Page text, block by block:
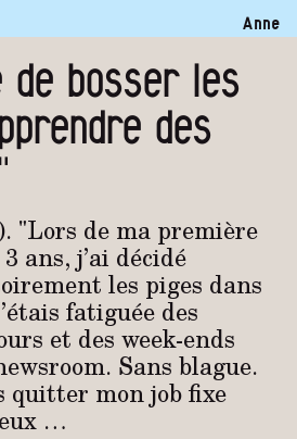
Anne
bosser les
des
"Lors de ma première
ans, j’ai décidé
les piges dans
fatiguée des
et des week-ends
Sans blague.
quitter mon job fixe
…